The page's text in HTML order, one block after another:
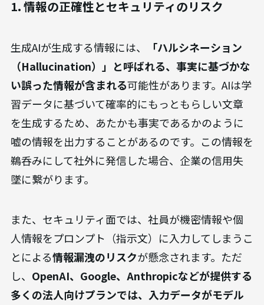
的リスク」は、企業が事前に必ず理解し、対策を
軽視すると、企業の信頼を一夜にして失いかねませ
ん。
1. 情報の正確性とセキュリティのリスク
生成AIが生成する情報には、「ハルシネーション
（Hallucination）」と呼ばれる、事実に基づかな
習データに基づいて確率的にもっともらしい文章
を生成するため、あたかも事実であるかのように
嘘の情報を出力することがあるのです。この情報を
鵜呑みにして社外に発信した場合、企業の信用失
墜に繋がります。